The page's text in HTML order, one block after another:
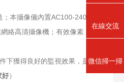
本攝像儀內置AC100-240V
絡高清攝像機；有效像素
下獲得良好的監視效果，是
好）
在線交流
微信掃一掃